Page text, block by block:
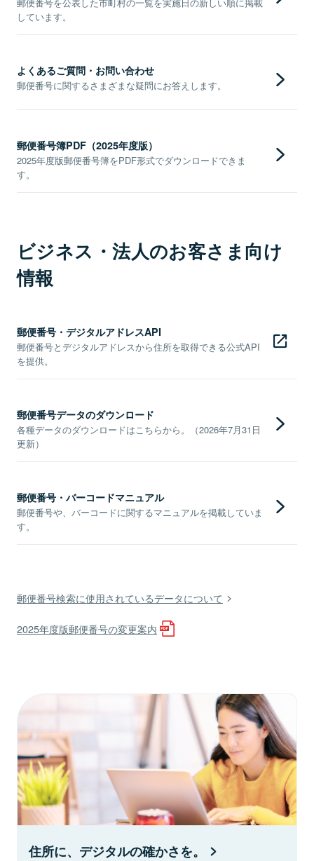
郵便番号を公表した市町村の一覧を実施日の新しい順に掲載
しています。
よくあるご質問・お問い合わせ
郵便番号に関するさまざまな疑問にお答えします。
郵便番号簿PDF（2025年度版）
2025年度版郵便番号簿をPDF形式でダウンロードできま
す。
ビジネス・法人のお客さま向け
情報
郵便番号・デジタルアドレスAPI
郵便番号とデジタルアドレスから住所を取得できる公式API
を提供。
郵便番号データのダウンロード
各種データのダウンロードはこちらから。（2026年7月31日
更新）
郵便番号・バーコードマニュアル
郵便番号や、バーコードに関するマニュアルを掲載していま
す。
郵便番号検索に使用されているデータについて
2025年度版郵便番号の変更案内
住所に、デジタルの確かさを。